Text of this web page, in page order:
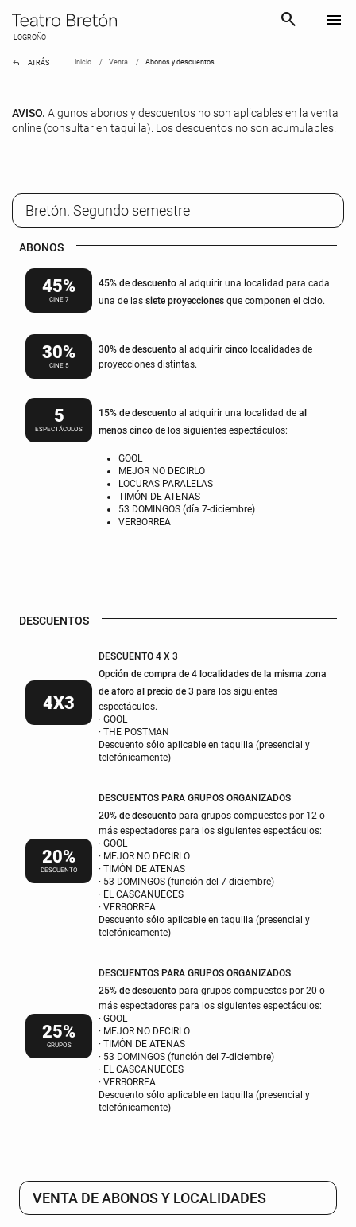
LOGROÑO
search menu
reply ATRÁS Inicio Venta Abonos y descuentos
AVISO. Algunos abonos y descuentos no son aplicables en la venta
online (consultar en taquilla). Los descuentos no son acumulables.
Bretón. Segundo semestre
ABONOS
45%
CINE 7
45% de descuento al adquirir una localidad para cada
una de las siete proyecciones que componen el ciclo.
30%
CINE 5
30% de descuento al adquirir cinco localidades de
proyecciones distintas.
5
ESPECTÁCULOS
15% de descuento al adquirir una localidad de al
menos cinco de los siguientes espectáculos:
GOOL
MEJOR NO DECIRLO
LOCURAS PARALELAS
TIMÓN DE ATENAS
53 DOMINGOS (día 7-diciembre)
VERBORREA
DESCUENTOS
4X3
DESCUENTO 4 X 3
Opción de compra de 4 localidades de la misma zona
de aforo al precio de 3 para los siguientes
espectáculos.
· GOOL
· THE POSTMAN
Descuento sólo aplicable en taquilla (presencial y
telefónicamente)
20%
DESCUENTO
DESCUENTOS PARA GRUPOS ORGANIZADOS
20% de descuento para grupos compuestos por 12 o
más espectadores para los siguientes espectáculos:
· GOOL
· MEJOR NO DECIRLO
· TIMÓN DE ATENAS
· 53 DOMINGOS (función del 7-diciembre)
· EL CASCANUECES
· VERBORREA
Descuento sólo aplicable en taquilla (presencial y
telefónicamente)
25%
GRUPOS
DESCUENTOS PARA GRUPOS ORGANIZADOS
25% de descuento para grupos compuestos por 20 o
más espectadores para los siguientes espectáculos:
· GOOL
· MEJOR NO DECIRLO
· TIMÓN DE ATENAS
· 53 DOMINGOS (función del 7-diciembre)
· EL CASCANUECES
· VERBORREA
Descuento sólo aplicable en taquilla (presencial y
telefónicamente)
VENTA DE ABONOS Y LOCALIDADES